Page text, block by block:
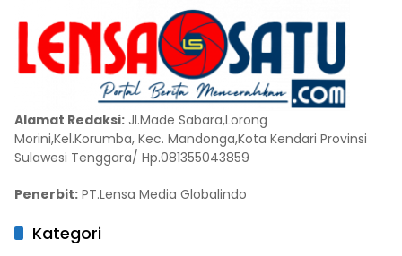
Alamat Redaksi: Jl.Made Sabara,Lorong
Morini,Kel.Korumba, Kec. Mandonga,Kota Kendari Provinsi
Sulawesi Tenggara/ Hp.081355043859
Penerbit: PT.Lensa Media Globalindo
Kategori